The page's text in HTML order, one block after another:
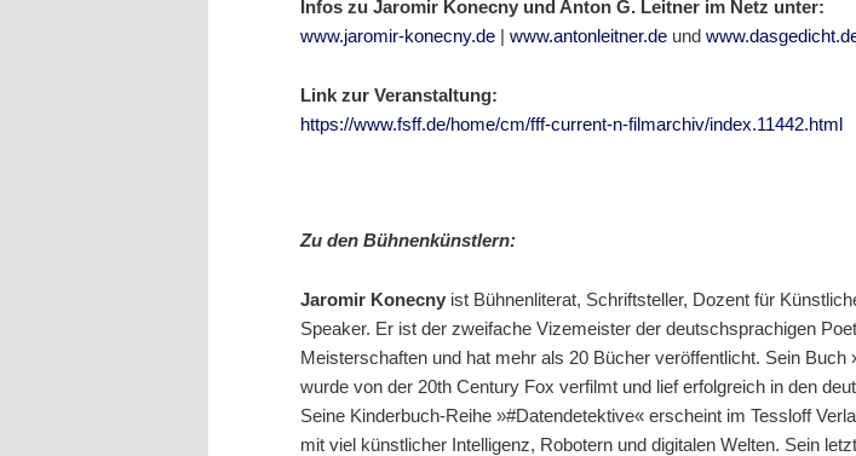
Infos zu Jaromir Konecny und Anton G. Leitner im Netz unter:
www.jaromir-konecny.de | www.antonleitner.de und
Link zur Veranstaltung:
https://www.fsff.de/home/cm/fff-current-n-filmarchiv/index.11442.html
Zu den Bühnenkünstlern:
Jaromir Konecny ist Bühnenliterat, Schriftsteller, Dozent für
Speaker. Er ist der zweifache Vizemeister der deutschsprachigen
Meisterschaften und hat mehr als 20 Bücher veröffentlicht. Sein Buch
wurde von der 20th Century Fox verfilmt und lief erfolgreich in den
Seine Kinderbuch-Reihe »#Datendetektive« erscheint im Tessloff
mit viel künstlicher Intelligenz, Robotern und digitalen Welten. Sein